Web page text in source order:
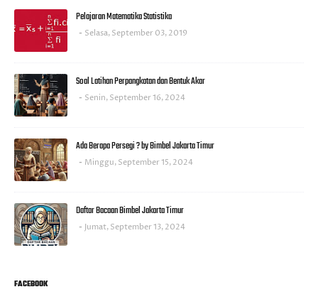
Pelajaran Matematika Statistika
Selasa, September 03, 2019
Soal Latihan Perpangkatan dan Bentuk Akar
Senin, September 16, 2024
Ada Berapa Persegi ? by Bimbel Jakarta Timur
Minggu, September 15, 2024
Daftar Bacaan Bimbel Jakarta Timur
Jumat, September 13, 2024
FACEBOOK